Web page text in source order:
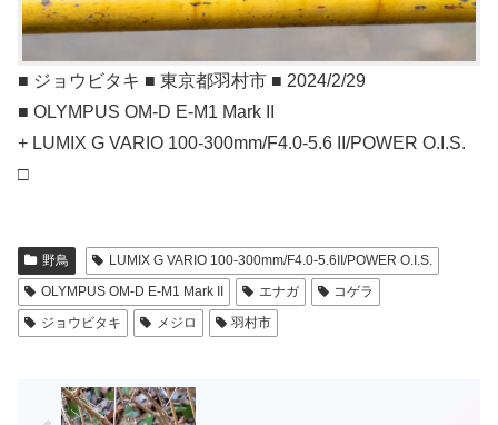
■ ジョウビタキ ■ 東京都羽村市 ■ 2024/2/29
■ OLYMPUS OM-D E-M1 Mark II
+ LUMIX G VARIO 100-300mm/F4.0-5.6 II/POWER O.I.S.
□
野鳥
LUMIX G VARIO 100-300mm/F4.0-5.6II/POWER O.I.S.
OLYMPUS OM-D E-M1 Mark II
エナガ
コゲラ
ジョウビタキ
メジロ 羽村市